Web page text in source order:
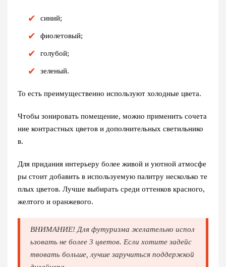
синий;
фиолетовый;
голубой;
зеленый.
То есть преимущественно используют холодные цвета.
Чтобы зонировать помещение, можно применить сочета
ние контрастных цветов и дополнительных светильнико
в.
Для придания интерьеру более живой и уютной атмосфе
ры стоит добавить в используемую палитру несколько те
плых цветов. Лучше выбирать среди оттенков красного,
желтого и оранжевого.
ВНИМАНИЕ! Для футуризма желательно испол
ьзовать не более 3 цветов. Если хотите задейс
твовать больше, лучше заручиться поддержкой